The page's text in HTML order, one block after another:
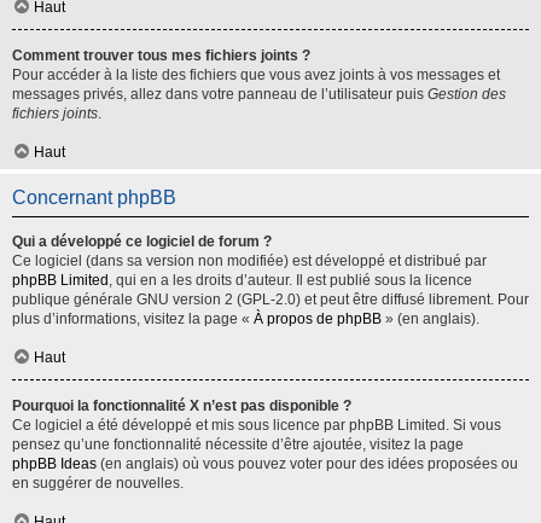
Haut
Comment trouver tous mes fichiers joints ?
Pour accéder à la liste des fichiers que vous avez joints à vos messages et
messages privés, allez dans votre panneau de l’utilisateur puis Gestion des
fichiers joints.
Haut
Concernant phpBB
Qui a développé ce logiciel de forum ?
Ce logiciel (dans sa version non modifiée) est développé et distribué par
phpBB Limited , qui en a les droits d’auteur. Il est publié sous la licence
publique générale GNU version 2 (GPL-2.0) et peut être diffusé librement. Pour
plus d’informations, visitez la page « À propos de phpBB » (en anglais).
Haut
Pourquoi la fonctionnalité X n’est pas disponible ?
Ce logiciel a été développé et mis sous licence par phpBB Limited. Si vous
pensez qu’une fonctionnalité nécessite d’être ajoutée, visitez la page
phpBB Ideas (en anglais) où vous pouvez voter pour des idées proposées ou
en suggérer de nouvelles.